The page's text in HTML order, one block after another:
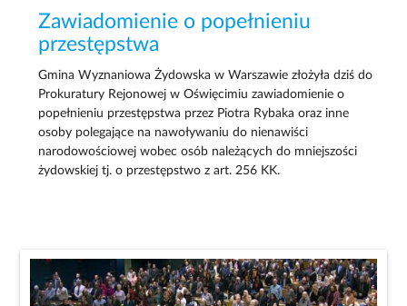
Zawiadomienie o popełnieniu
przestępstwa
Gmina Wyznaniowa Żydowska w Warszawie złożyła dziś do
Prokuratury Rejonowej w Oświęcimiu zawiadomienie o
popełnieniu przestępstwa przez Piotra Rybaka oraz inne
osoby polegające na nawoływaniu do nienawiści
narodowościowej wobec osób należących do mniejszości
żydowskiej tj. o przestępstwo z art. 256 KK.